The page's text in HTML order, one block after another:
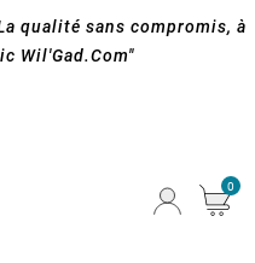
qualité sans compromis, à
Wil'Gad.Com"
0